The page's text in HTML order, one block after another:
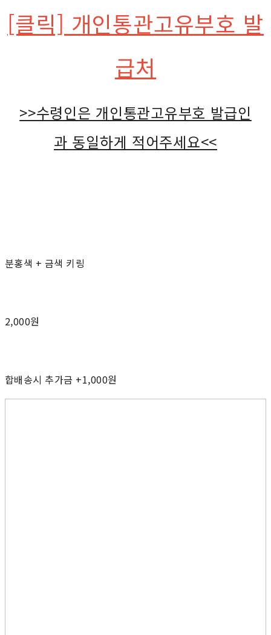
[클릭] 개인통관고유부호 발
급처
>>수령인은 개인통관고유부호 발급인
과 동일하게 적어주세요<<
분홍색 + 금색 키링
2,000원
합배송시 추가금 +1,000원